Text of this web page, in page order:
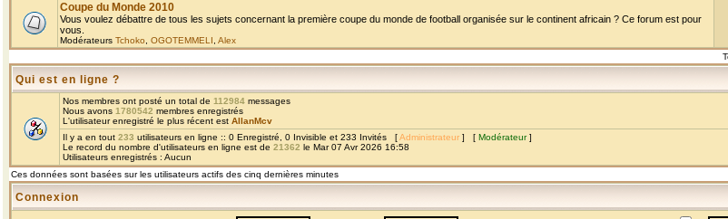
Coupe du Monde 2010
Vous voulez débattre de tous les sujets concernant la première coupe du monde de football organisée sur le continent africain ? Ce forum est pour
vous.
Modérateurs Tchoko OGOTEMMELI Alex
Qui est en ligne ?
Nos membres ont posté un total de 112984 messages
Nous avons 1780542 membres enregistrés
L'utilisateur enregistré le plus récent est AllanMcv
Il y a en tout 233 utilisateurs en ligne :: 0 Enregistré, 0 Invisible et 233 Invités [Administrateur ] [ Modérateur]
Le record du nombre d'utilisateurs en ligne est de 21362 le Mar 07 Avr 2026 16:58
Utilisateurs enregistrés : Aucun
Ces données sont basées sur les utilisateurs actifs des cinq dernières minutes
Connexion